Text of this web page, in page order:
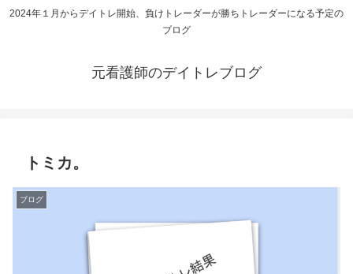
2024年１月からデイトレ開始、負けトレーダーが勝ちトレーダーになる予定の
ブログ
元看護師のデイトレブログ
トミカ。
ブログ